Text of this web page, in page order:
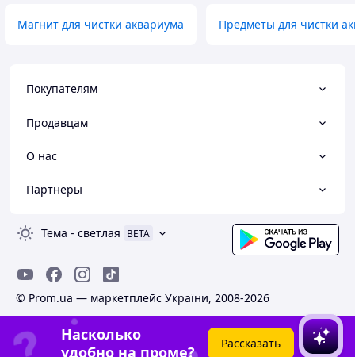
Магнит для чистки аквариума Предметы для чистки
Покупателям
Продавцам
О нас
Партнеры
Тема - светлая BETA
© Prom.ua — маркетплейс України, 2008-2026
Насколько
удобно на проме?
Рассказать